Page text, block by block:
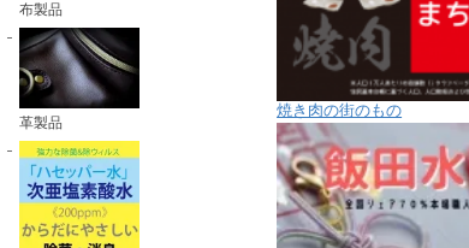
布製品
革製品
焼き肉の街のもの